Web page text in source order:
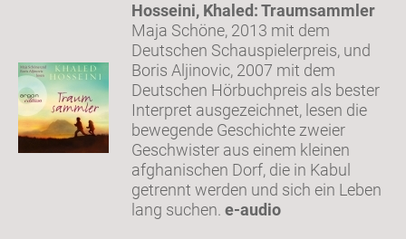
Hosseini, Khaled: Traumsammler
Maja Schöne, 2013 mit dem
Deutschen Schauspielerpreis, und
Boris Aljinovic, 2007 mit dem
Deutschen Hörbuchpreis als bester
Interpret ausgezeichnet, lesen die
bewegende Geschichte zweier
Geschwister aus einem kleinen
afghanischen Dorf, die in Kabul
getrennt werden und sich ein Leben
lang suchen. e-audio